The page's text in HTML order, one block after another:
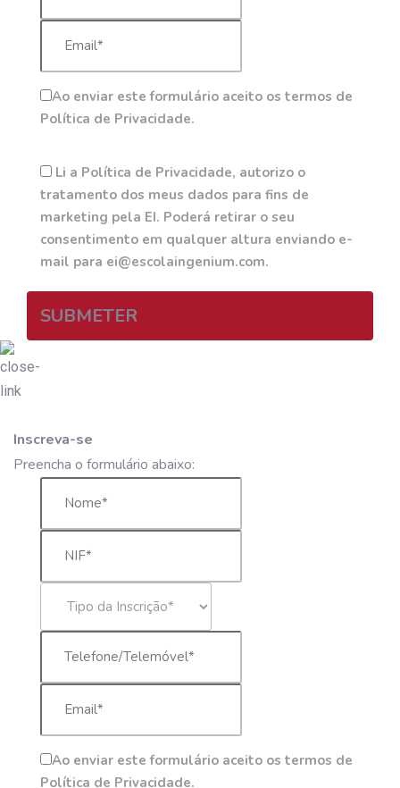
Ao enviar este formulário aceito os termos de
Política de Privacidade.
Li a Política de Privacidade, autorizo o
tratamento dos meus dados para fins de
marketing pela EI. Poderá retirar o seu
consentimento em qualquer altura enviando e-
mail para ei@escolaingenium.com.
SUBMETER
Inscreva-se
Preencha o formulário abaixo:
Ao enviar este formulário aceito os termos de
Política de Privacidade.